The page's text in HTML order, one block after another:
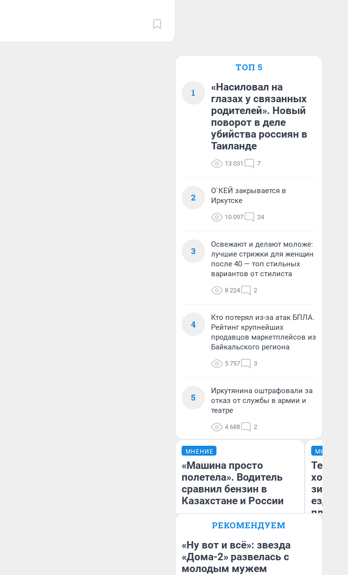
ТОП 5
1
«Насиловал на
глазах у связанных
родителей». Новый
поворот в деле
убийства россиян в
Таиланде
13 031 7
2
О`КЕЙ закрывается в
Иркутске
10 097 24
3
Освежают и делают моложе:
лучшие стрижки для женщин
после 40 — топ стильных
вариантов от стилиста
8 224 2
4
Кто потерял из-за атак БПЛА.
Рейтинг крупнейших
продавцов маркетплейсов из
Байкальского региона
5 757 3
5
Иркутянина оштрафовали за
отказ от службы в армии и
театре
4 688 2
МНЕНИЕ
«Машина просто
полетела». Водитель
сравнил бензин в
Казахстане и России
Анатолий Кузнецов
МНЕНИЕ
Тепло
зимой.
ездит
плюсы
РЕКОМЕНДУЕМ
«Ну вот и всё»: звезда
«Дома-2» развелась с
молодым мужем